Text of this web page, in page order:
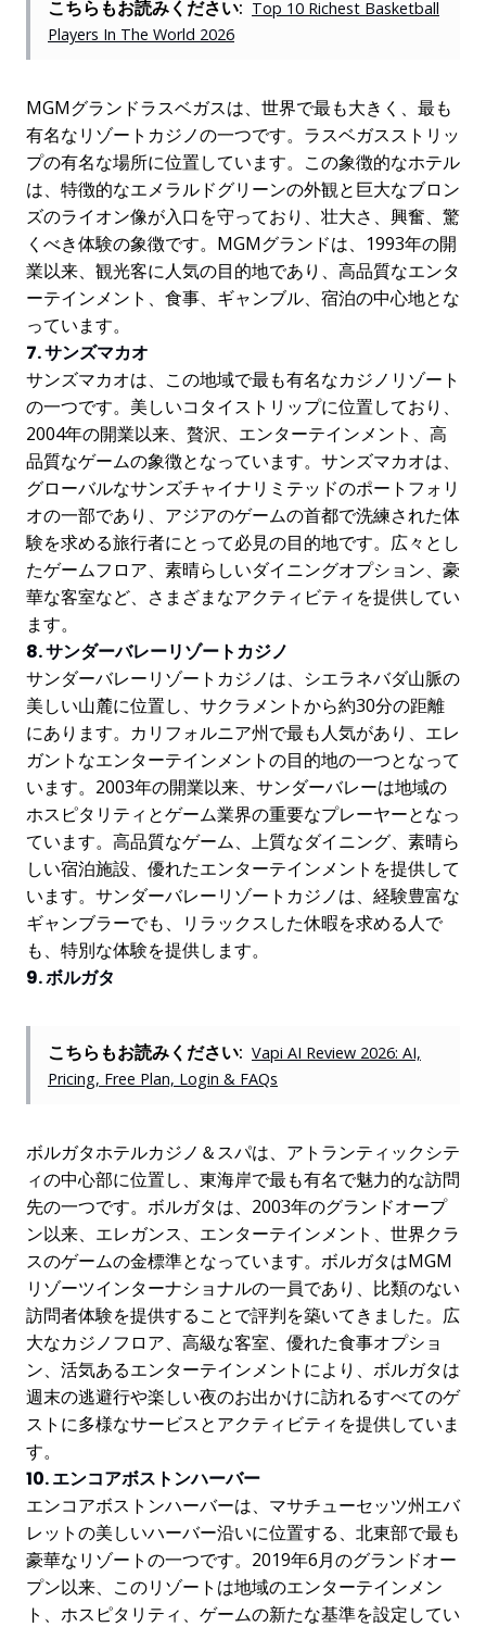
こちらもお読みください: Top 10 Richest Basketball
Players In The World 2026
MGMグランドラスベガスは、世界で最も大きく、最も
有名なリゾートカジノの一つです。ラスベガスストリッ
プの有名な場所に位置しています。この象徴的なホテル
は、特徴的なエメラルドグリーンの外観と巨大なブロン
ズのライオン像が入口を守っており、壮大さ、興奮、驚
くべき体験の象徴です。MGMグランドは、1993年の開
業以来、観光客に人気の目的地であり、高品質なエンタ
ーテインメント、食事、ギャンブル、宿泊の中心地とな
っています。
7. サンズマカオ
サンズマカオは、この地域で最も有名なカジノリゾート
の一つです。美しいコタイストリップに位置しており、
2004年の開業以来、贅沢、エンターテインメント、高
品質なゲームの象徴となっています。サンズマカオは、
グローバルなサンズチャイナリミテッドのポートフォリ
オの一部であり、アジアのゲームの首都で洗練された体
験を求める旅行者にとって必見の目的地です。広々とし
たゲームフロア、素晴らしいダイニングオプション、豪
華な客室など、さまざまなアクティビティを提供してい
ます。
8. サンダーバレーリゾートカジノ
サンダーバレーリゾートカジノは、シエラネバダ山脈の
美しい山麓に位置し、サクラメントから約30分の距離
にあります。カリフォルニア州で最も人気があり、エレ
ガントなエンターテインメントの目的地の一つとなって
います。2003年の開業以来、サンダーバレーは地域の
ホスピタリティとゲーム業界の重要なプレーヤーとなっ
ています。高品質なゲーム、上質なダイニング、素晴ら
しい宿泊施設、優れたエンターテインメントを提供して
います。サンダーバレーリゾートカジノは、経験豊富な
ギャンブラーでも、リラックスした休暇を求める人で
も、特別な体験を提供します。
9. ボルガタ
こちらもお読みください: Vapi AI Review 2026: AI,
Pricing, Free Plan, Login & FAQs
ボルガタホテルカジノ＆スパは、アトランティックシテ
ィの中心部に位置し、東海岸で最も有名で魅力的な訪問
先の一つです。ボルガタは、2003年のグランドオープ
ン以来、エレガンス、エンターテインメント、世界クラ
スのゲームの金標準となっています。ボルガタはMGM
リゾーツインターナショナルの一員であり、比類のない
訪問者体験を提供することで評判を築いてきました。広
大なカジノフロア、高級な客室、優れた食事オプショ
ン、活気あるエンターテインメントにより、ボルガタは
週末の逃避行や楽しい夜のお出かけに訪れるすべてのゲ
ストに多様なサービスとアクティビティを提供していま
す。
10. エンコアボストンハーバー
エンコアボストンハーバーは、マサチューセッツ州エバ
レットの美しいハーバー沿いに位置する、北東部で最も
豪華なリゾートの一つです。2019年6月のグランドオー
プン以来、このリゾートは地域のエンターテインメン
ト、ホスピタリティ、ゲームの新たな基準を設定してい